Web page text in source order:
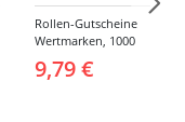
Rollen-Gutscheine
Wertmarken, 1000
Abrisse -
Verschiedene
9,79 €